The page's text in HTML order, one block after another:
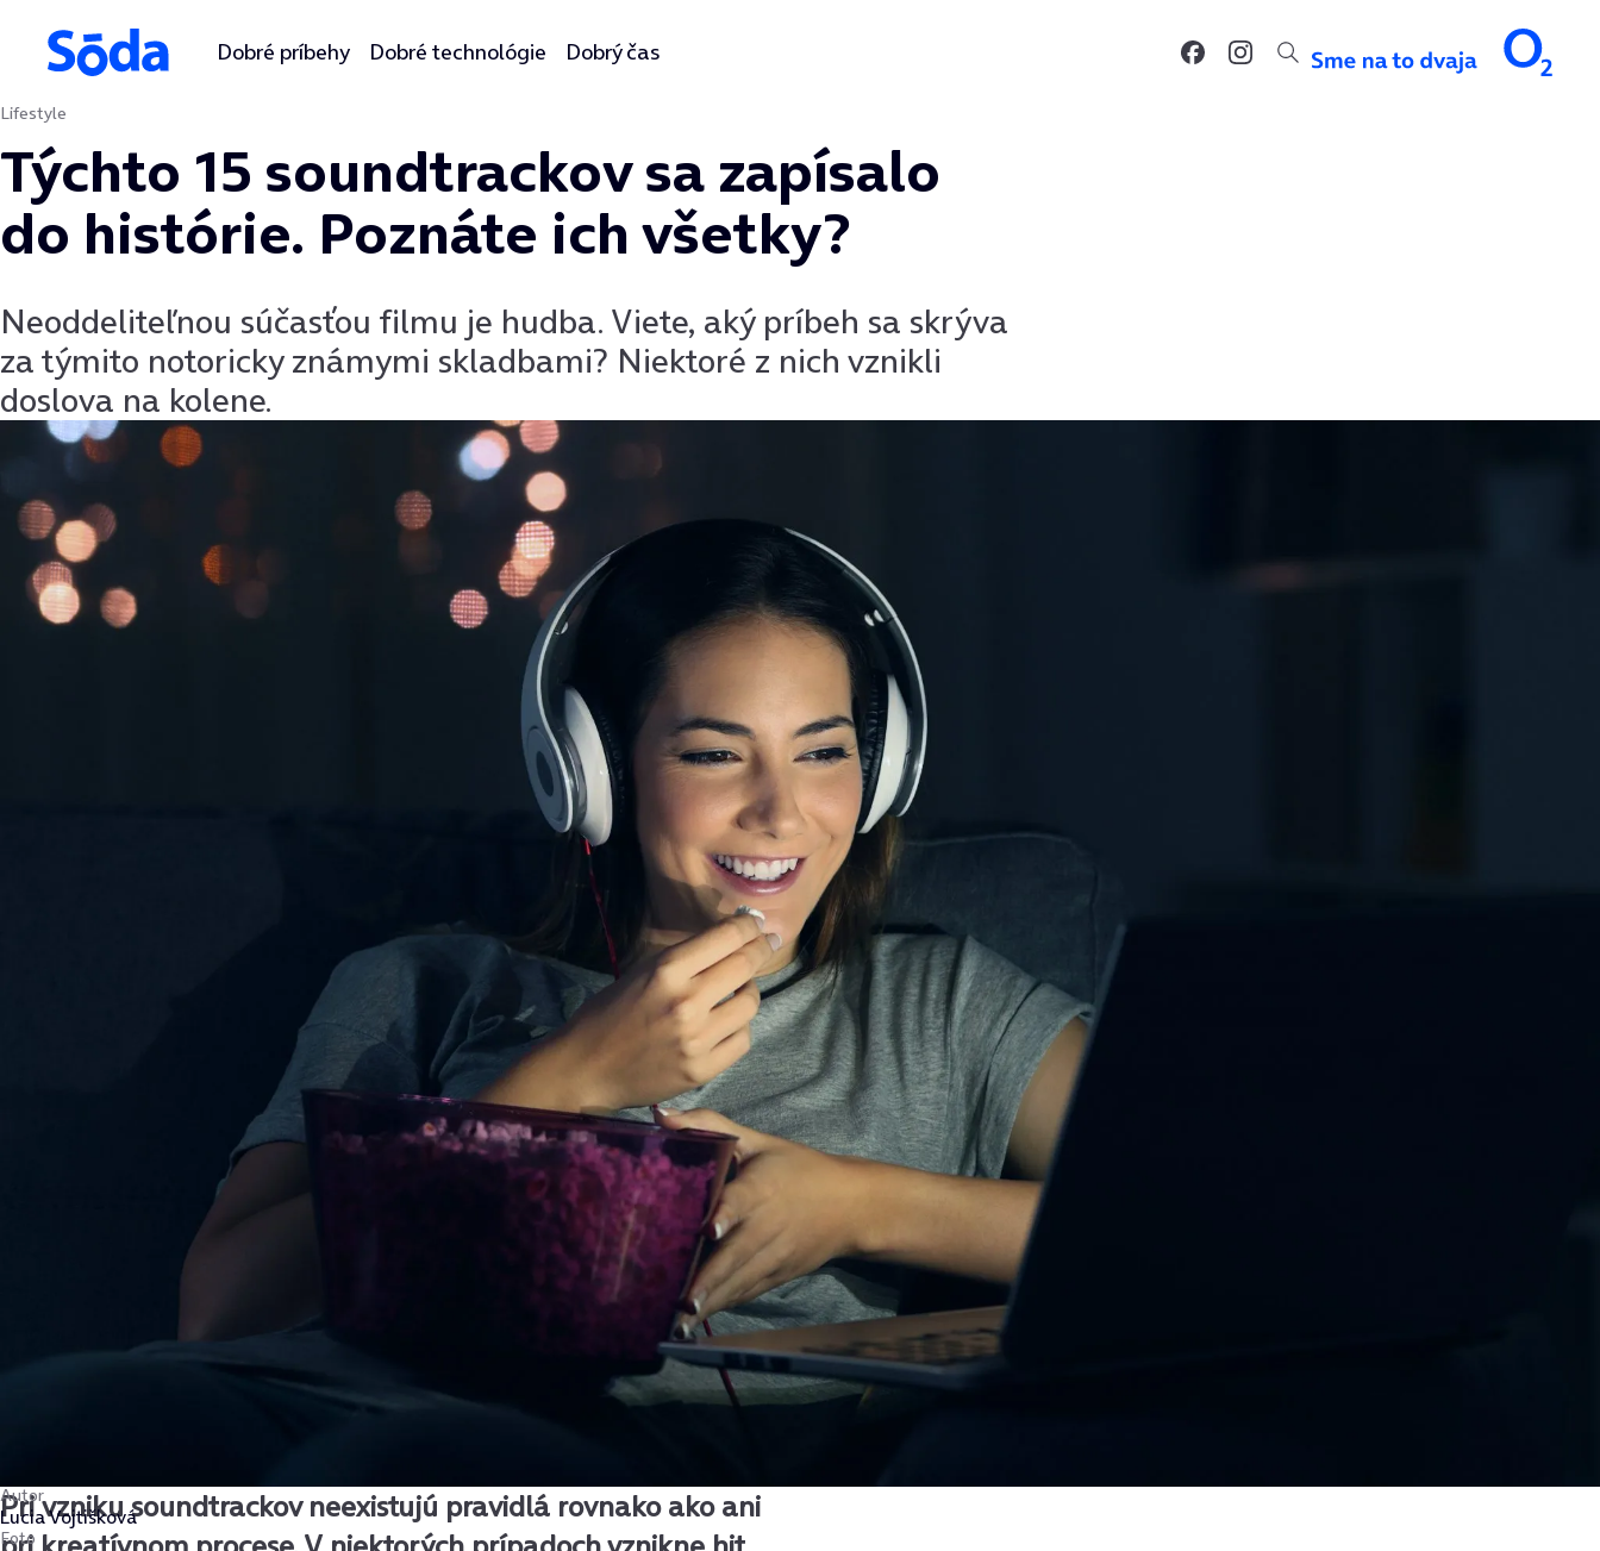
Preskočiť na obsah
Dobré príbehy Dobré technológie Dobrý čas
Lifestyle
Týchto 15 soundtrackov sa zapísalo
do histórie. Poznáte ich všetky?
Neoddeliteľnou súčasťou filmu je hudba. Viete, aký príbeh sa skrýva
za týmito notoricky známymi skladbami? Niektoré z nich vznikli
doslova na kolene.
Autor
Lucia Vojtišková
Foto
Pri vzniku soundtrackov neexistujú pravidlá rovnako ako ani